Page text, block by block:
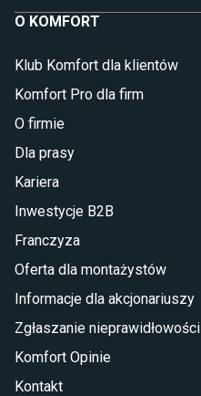
O KOMFORT
Klub Komfort dla klientów
Komfort Pro dla firm
O firmie
Dla prasy
Kariera
Inwestycje B2B
Franczyza
Oferta dla montażystów
Informacje dla akcjonariuszy
Zgłaszanie nieprawidłowości
Komfort Opinie
Kontakt